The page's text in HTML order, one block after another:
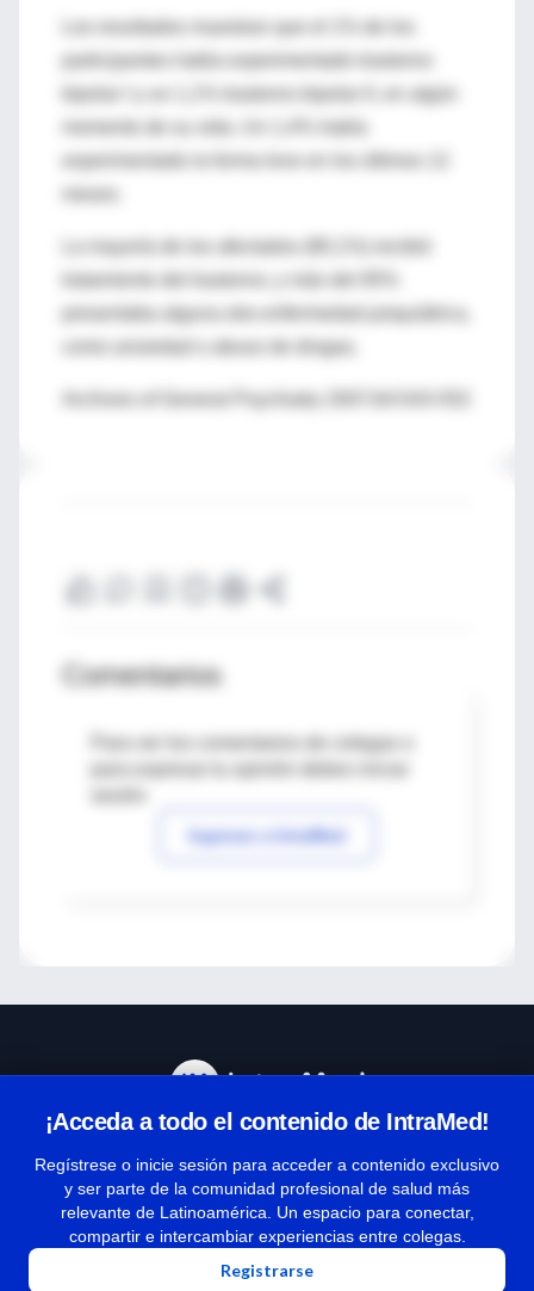
bipolar I y un 1,1% trastorno bipolar II, en algún
La mayoría de los afectados (80,1%) recibió
presentaba alguna otra enfermedad psiquiátrica,
como ansiedad o abuso de drogas.
Comentarios
Para ver los comentarios de colegas o
Ingresar a IntraMed
¡Acceda a todo el contenido de IntraMed!
Regístrese o inicie sesión para acceder a contenido exclusivo
y ser parte de la comunidad profesional de salud más
relevante de Latinoamérica. Un espacio para conectar,
compartir e intercambiar experiencias entre colegas.
Registrarse
Términos y condiciones
| Políticas de privacidad
| Todos los derechos reservados | Copyright 1997-2026